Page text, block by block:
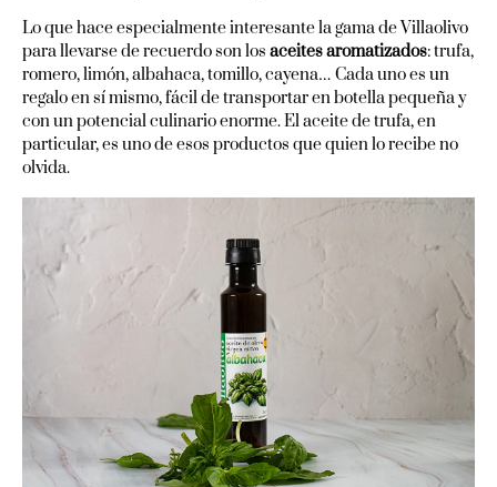
Lo que hace especialmente interesante la gama de Villaolivo
para llevarse de recuerdo son los aceites aromatizados: trufa,
romero, limón, albahaca, tomillo, cayena… Cada uno es un
regalo en sí mismo, fácil de transportar en botella pequeña y
con un potencial culinario enorme. El aceite de trufa, en
particular, es uno de esos productos que quien lo recibe no
olvida.